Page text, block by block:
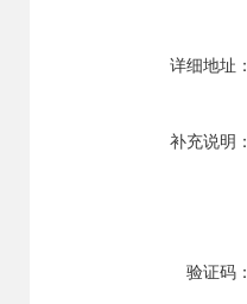
详细地址：
补充说明：
验证码：